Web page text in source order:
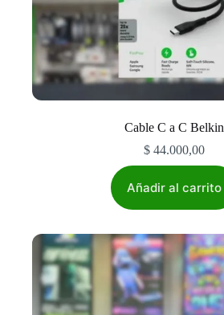
Cable C a C Belkin
$ 44.000,00
Añadir al carrito